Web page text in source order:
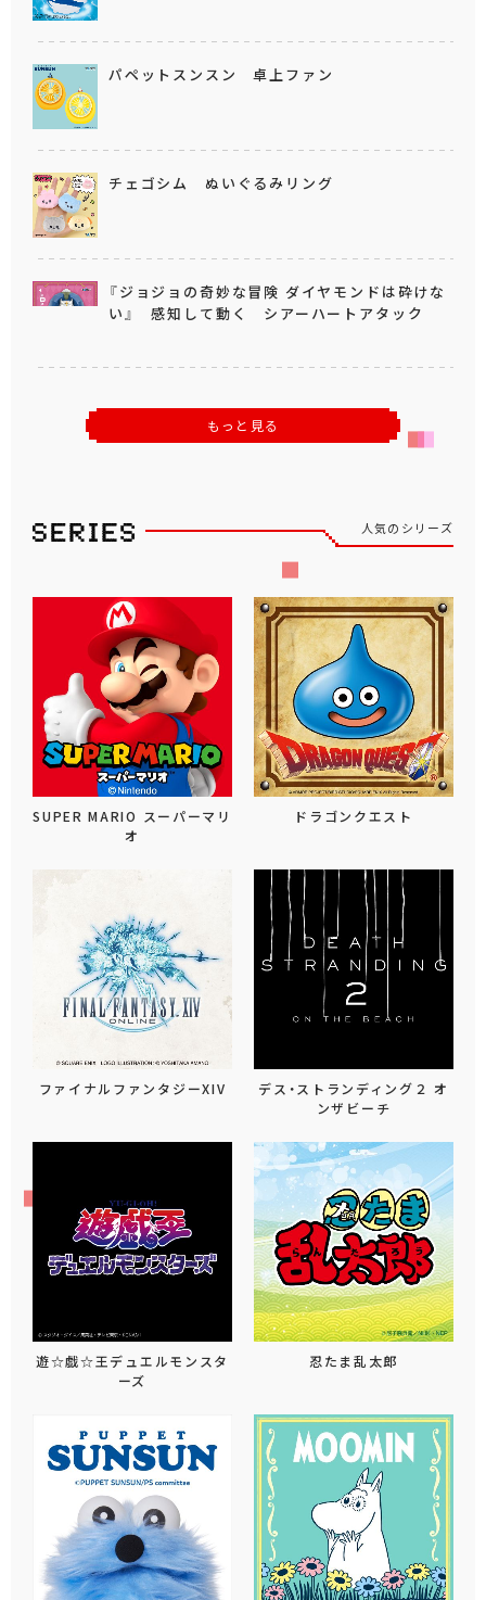
パペットスンスン 卓上ファン
チェゴシム ぬいぐるみリング
『ジョジョの奇妙な冒険 ダイヤモンドは砕けな
い』 感知して動く シアーハートアタック
もっと見る
人気のシリーズ
SUPER MARIO スーパーマリ
オ
ドラゴンクエスト
ファイナルファンタジーXIV
デス・ストランディング２ オ
ンザビーチ
遊☆戯☆王デュエルモンスタ
ーズ
忍たま乱太郎